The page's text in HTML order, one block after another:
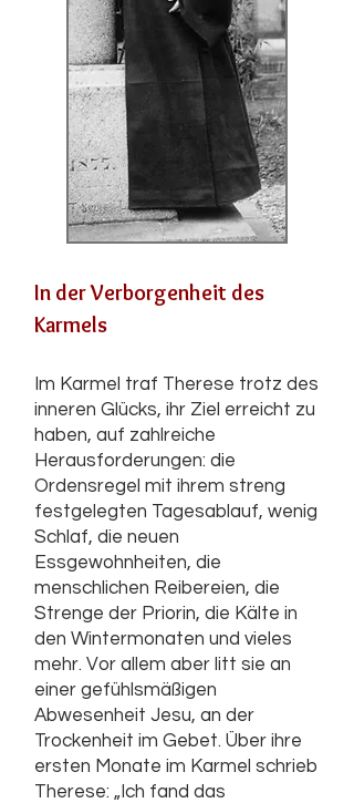
In der Verborgenheit des
Karmels
Im Karmel traf Therese trotz des
inneren Glücks, ihr Ziel erreicht zu
haben, auf zahlreiche
Herausforderungen: die
Ordensregel mit ihrem streng
festgelegten Tagesablauf, wenig
Schlaf, die neuen
Essgewohnheiten, die
menschlichen Reibereien, die
Strenge der Priorin, die Kälte in
den Wintermonaten und vieles
mehr. Vor allem aber litt sie an
einer gefühlsmäßigen
Abwesenheit Jesu, an der
Trockenheit im Gebet. Über ihre
ersten Monate im Karmel schrieb
Therese: „Ich fand das